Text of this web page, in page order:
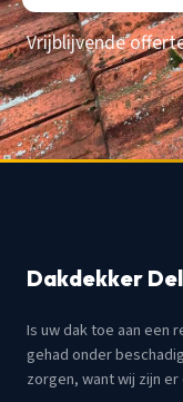
Vrijblijvende
Dakdekker
Is uw dak toe aan een
gehad onder
zorgen, want wij zijn